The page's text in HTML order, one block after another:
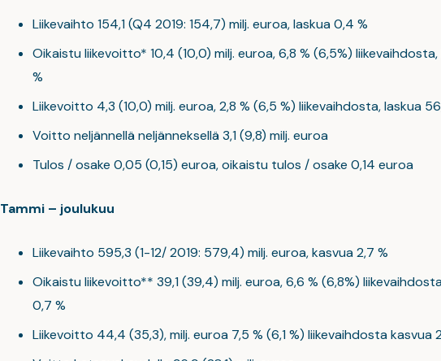
Liikevaihto 154,1 (Q4 2019: 154,7) milj. euroa, laskua 0,4 %
Oikaistu liikevoitto* 10,4 (10,0) milj. euroa, 6,8 % (6,5%) liikevaihdosta,
%
Liikevoitto 4,3 (10,0) milj. euroa, 2,8 % (6,5 %) liikevaihdosta, laskua
Voitto neljännellä neljänneksellä 3,1 (9,8) milj. euroa
Tulos / osake 0,05 (0,15) euroa, oikaistu tulos / osake 0,14 euroa
Tammi – joulukuu
Liikevaihto 595,3 (1-12/ 2019: 579,4) milj. euroa, kasvua 2,7 %
Oikaistu liikevoitto** 39,1 (39,4) milj. euroa, 6,6 % (6,8%)
0,7 %
Liikevoitto 44,4 (35,3), milj. euroa 7,5 % (6,1 %) liikevaihdosta kasvua